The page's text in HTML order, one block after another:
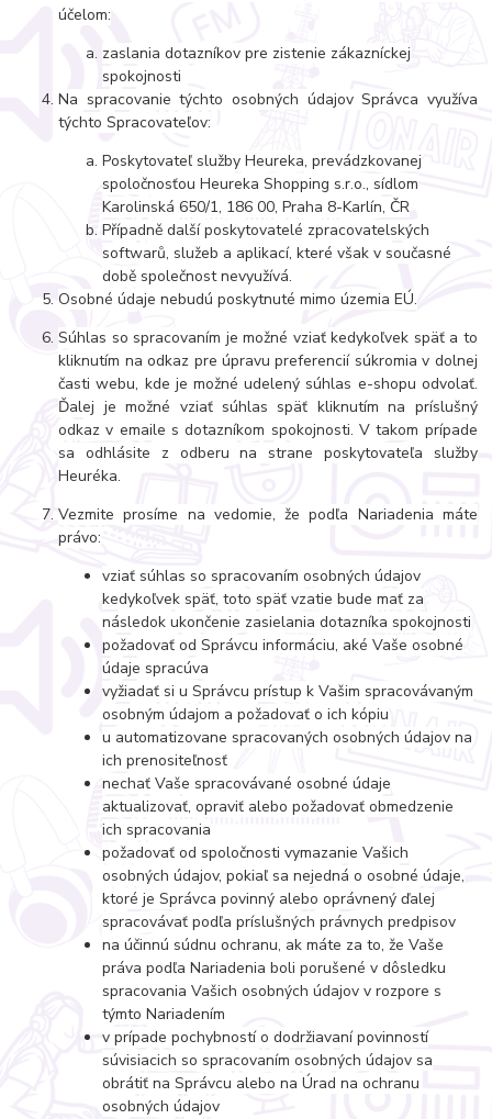
účelom:
zaslania dotazníkov pre zistenie zákazníckej
spokojnosti
Na spracovanie týchto osobných údajov Správca využíva
týchto Spracovateľov:
Poskytovateľ služby Heureka, prevádzkovanej
spoločnosťou Heureka Shopping s.r.o., sídlom
Karolinská 650/1, 186 00, Praha 8-Karlín, ČR
Případně další poskytovatelé zpracovatelských
softwarů, služeb a aplikací, které však v současné
době společnost nevyužívá.
Osobné údaje nebudú poskytnuté mimo územia EÚ.
Súhlas so spracovaním je možné vziať kedykoľvek späť a to
kliknutím na odkaz pre úpravu preferencií súkromia v dolnej
časti webu, kde je možné udelený súhlas e-shopu odvolať.
Ďalej je možné vziať súhlas späť kliknutím na príslušný
odkaz v emaile s dotazníkom spokojnosti. V takom prípade
sa odhlásite z odberu na strane poskytovateľa služby
Heuréka.
Vezmite prosíme na vedomie, že podľa Nariadenia máte
právo:
vziať súhlas so spracovaním osobných údajov
kedykoľvek späť, toto späť vzatie bude mať za
následok ukončenie zasielania dotazníka spokojnosti
požadovať od Správcu informáciu, aké Vaše osobné
údaje spracúva
vyžiadať si u Správcu prístup k Vašim spracovávaným
osobným údajom a požadovať o ich kópiu
u automatizovane spracovaných osobných údajov na
ich prenositeľnosť
nechať Vaše spracovávané osobné údaje
aktualizovať, opraviť alebo požadovať obmedzenie
ich spracovania
požadovať od spoločnosti vymazanie Vašich
osobných údajov, pokiaľ sa nejedná o osobné údaje,
ktoré je Správca povinný alebo oprávnený ďalej
spracovávať podľa príslušných právnych predpisov
na účinnú súdnu ochranu, ak máte za to, že Vaše
práva podľa Nariadenia boli porušené v dôsledku
spracovania Vašich osobných údajov v rozpore s
týmto Nariadením
v prípade pochybností o dodržiavaní povinností
súvisiacich so spracovaním osobných údajov sa
obrátiť na Správcu alebo na Úrad na ochranu
osobných údajov